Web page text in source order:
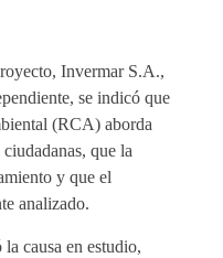
Invermar S.A.,
se indicó que
(RCA) aborda
que la
y que el
analizado.
causa en estudio,